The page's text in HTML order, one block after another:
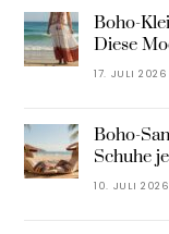
Boho-
Diese
17. JULI 2026
Boho-
Schuhe
10. JULI 2026